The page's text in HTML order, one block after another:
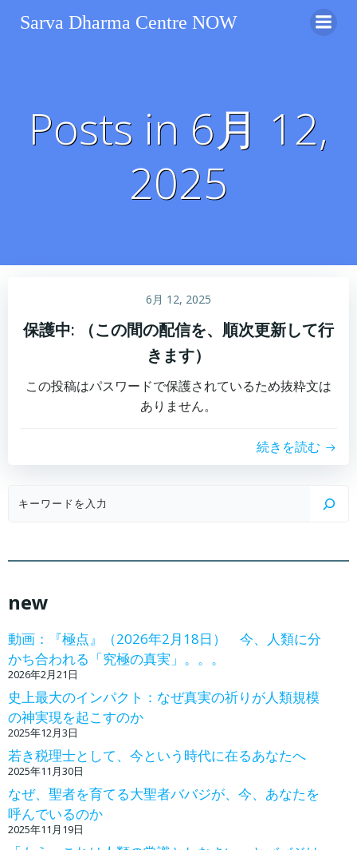
ン
Sarva Dharma Centre NOW
Posts in 6月 12,
2025
6月 12, 2025
保護中: （この間の配信を、順次更新して行
きます）
この投稿はパスワードで保護されているため抜粋文は
ありません。
続きを読む
new
動画：『極点』（2026年2月18日） 今、人類に分
かち合われる「究極の真実」。。。
2026年2月21日
史上最大のインパクト：なぜ真実の祈りが人類規模
の神実現を起こすのか
2025年12月3日
若き税理士として、今という時代に在るあなたへ
2025年11月30日
なぜ、聖者を育てる大聖者ババジが、今、あなたを
呼んでいるのか
2025年11月19日